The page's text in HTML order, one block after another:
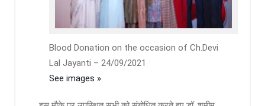
Blood Donation on the occasion of Ch.Devi
Lal Jayanti – 24/09/2021
See images »